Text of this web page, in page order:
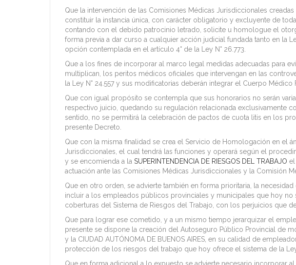
Que la intervención de las Comisiones Médicas Jurisdiccionales
constituir la instancia única, con carácter obligatorio y excluyente de
contando con el debido patrocinio letrado, solicite u homologue el
forma previa a dar curso a cualquier acción judicial fundada tanto en la
opción contemplada en el artículo 4° de la Ley N° 26.773.
Que a los fines de incorporar al marco legal medidas adecuadas para
multiplican, los peritos médicos oficiales que intervengan en las
la Ley N° 24.557 y sus modificatorias deberán integrar el Cuerpo
Que con igual propósito se contempla que sus honorarios no serán
respectivo juicio, quedando su regulación relacionada exclusivamente
sentido, no se permitirá la celebración de pactos de cuota litis en los
presente Decreto.
Que con la misma finalidad se crea el Servicio de Homologación en el
Jurisdiccionales, el cual tendrá las funciones y operará según el
y se encomienda a la SUPERINTENDENCIA DE RIESGOS DEL TRABAJO
actuación ante las Comisiones Médicas Jurisdiccionales y la Comisión
Que en otro orden, se advierte también en forma prioritaria, la
incluir a los empleados públicos provinciales y municipales que hoy no
coberturas del Sistema de Riesgos del Trabajo, con los perjuicios que
Que para lograr ese cometido, y a un mismo tiempo jerarquizar el
presente se dispone la creación del Autoseguro Público Provincial de
y la CIUDAD AUTÓNOMA DE BUENOS AIRES, en su calidad de
protección de los riesgos del trabajo que hoy ofrece el sistema de la Ley